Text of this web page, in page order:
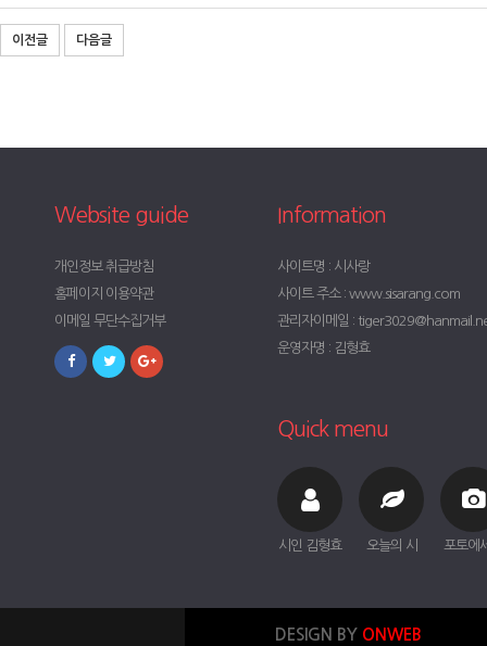
이전글 다음글
Website guide
개인정보 취급방침
홈페이지 이용약관
이메일 무단수집거부
Information
사이트명 : 시사랑
사이트 주소 : www.sisarang.com
관리자이메일 :
운영자명 : 김형효
Quick menu
시인 김형효 오늘의 시 포토에
DESIGN BY ONWEB